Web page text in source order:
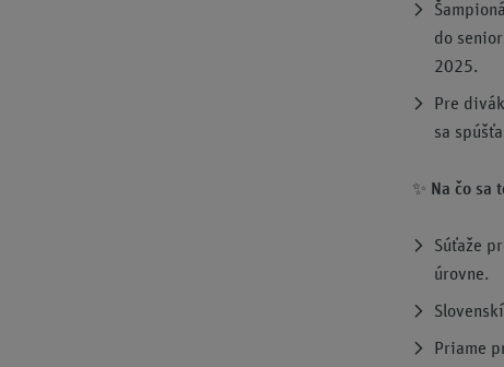
do
2025.
Pre
sa
✨ Na čo sa
Súťaže
úrovne.
Priame